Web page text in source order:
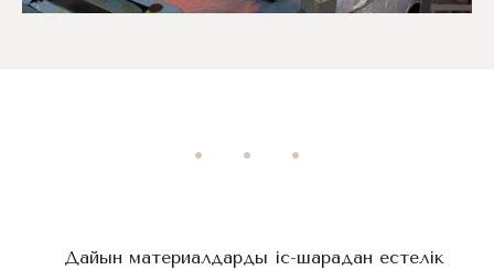
Дайын материалдарды іс-шарадан естелік